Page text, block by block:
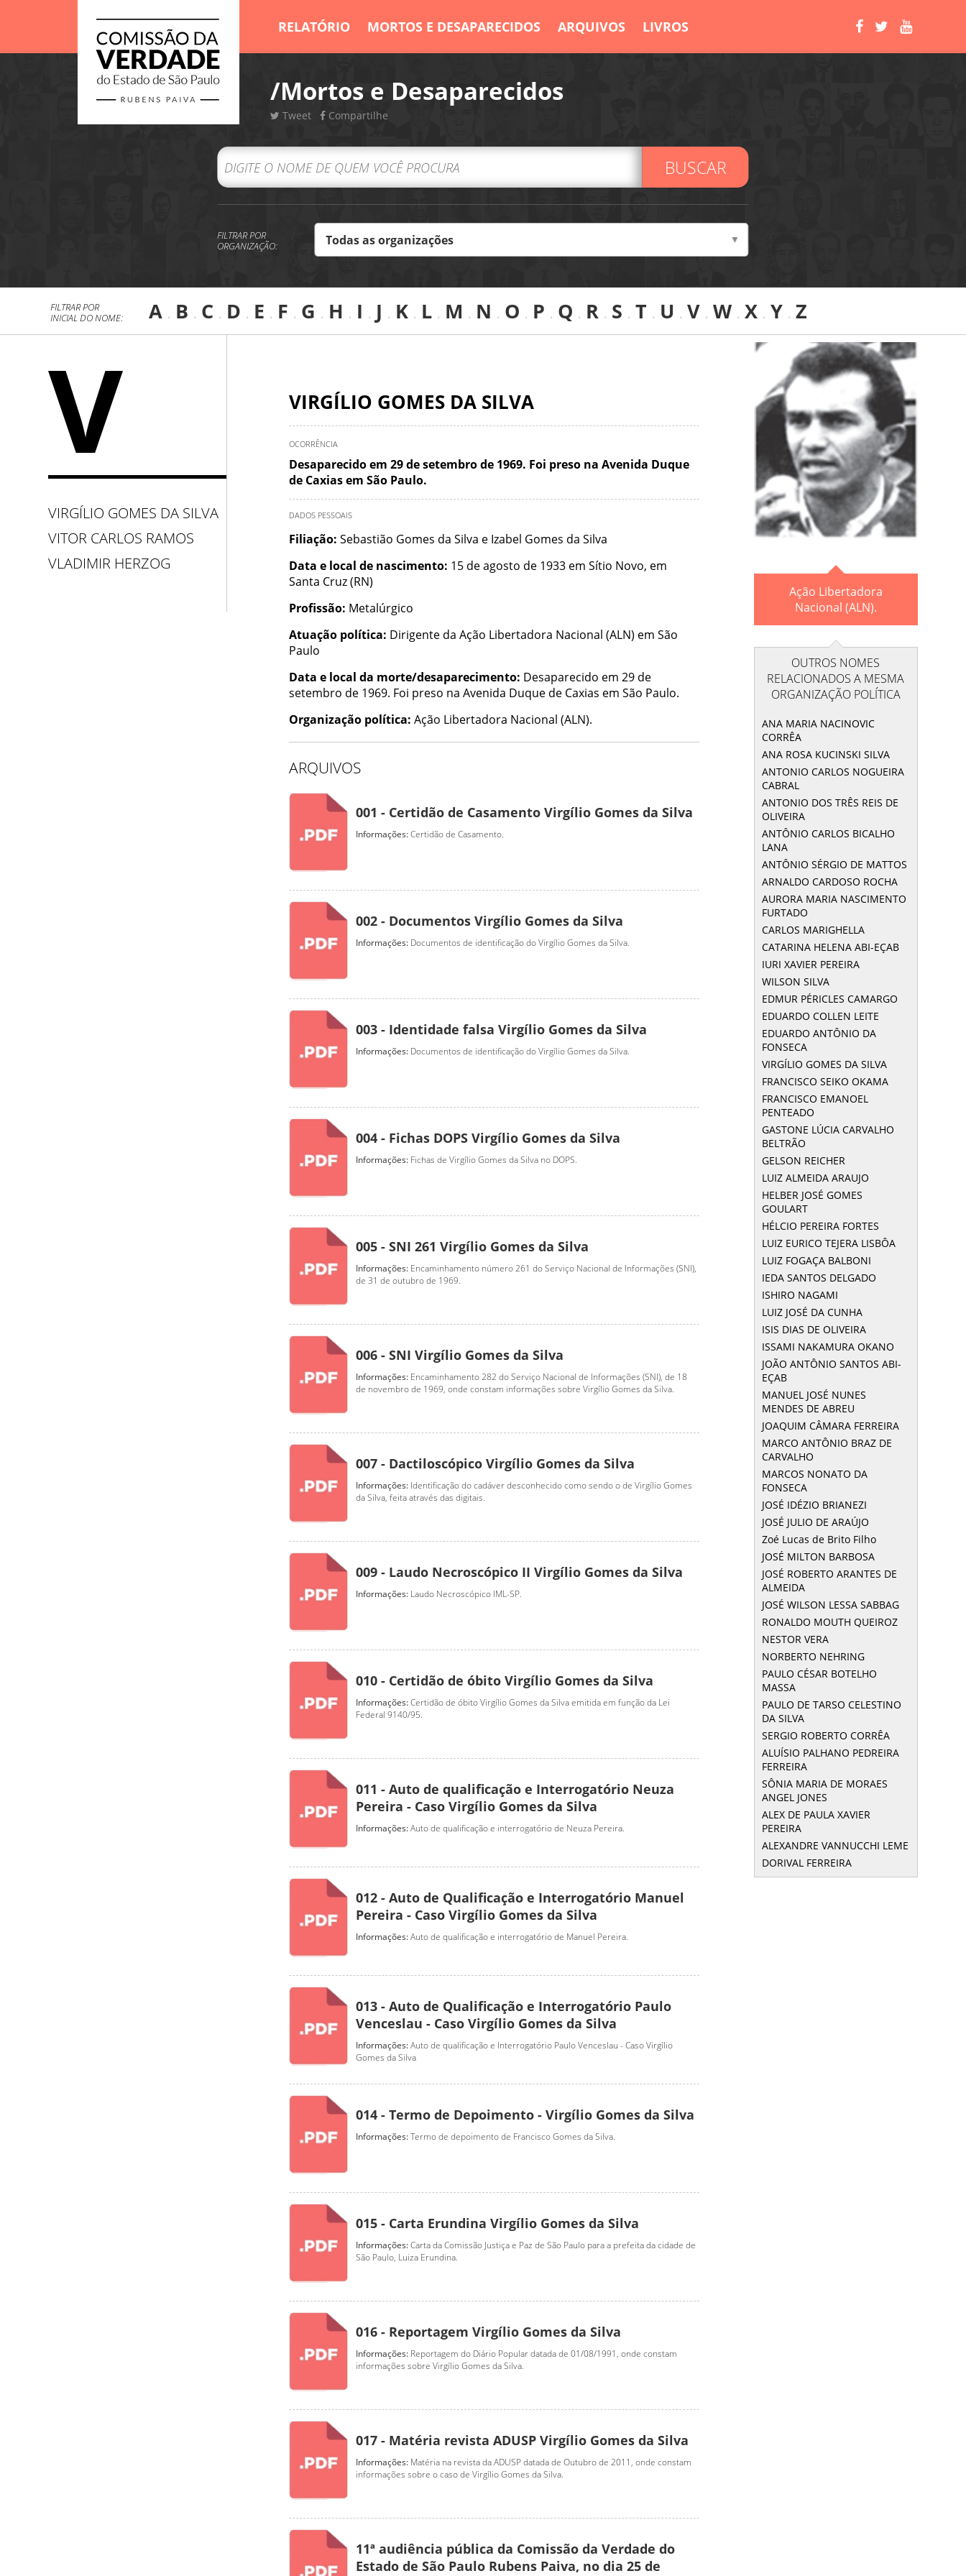
RELATÓRIO MORTOS E DESAPARECIDOS ARQUIVOS LIVROS
/Mortos e Desaparecidos
Tweet Compartilhe
BUSCAR
FILTRAR POR
ORGANIZAÇÃO:
FILTRAR POR
INICIAL DO NOME:
A . B . C . D . E . F . G . H . I . J . K . L . M . N . O . P . Q . R . S . T . U . V . W . X . Y . Z
V
VIRGÍLIO GOMES DA SILVA
VITOR CARLOS RAMOS
VLADIMIR HERZOG
VIRGÍLIO GOMES DA SILVA
OCORRÊNCIA
Desaparecido em 29 de setembro de 1969. Foi preso na Avenida Duque
de Caxias em São Paulo.
DADOS PESSOAIS
Filiação: Sebastião Gomes da Silva e Izabel Gomes da Silva
Data e local de nascimento: 15 de agosto de 1933 em Sítio Novo, em
Santa Cruz (RN)
Profissão: Metalúrgico
Atuação política: Dirigente da Ação Libertadora Nacional (ALN) em São
Paulo
Data e local da morte/desaparecimento: Desaparecido em 29 de
setembro de 1969. Foi preso na Avenida Duque de Caxias em São Paulo.
Organização política: Ação Libertadora Nacional (ALN).
ARQUIVOS
001 - Certidão de Casamento Virgílio Gomes da Silva
Informações:Certidão de Casamento.
002 - Documentos Virgílio Gomes da Silva
Informações: Documentos de identificação do Virgílio Gomes da Silva.
003 - Identidade falsa Virgílio Gomes da Silva
Informações: Documentos de identificação do Virgílio Gomes da Silva.
004 - Fichas DOPS Virgílio Gomes da Silva
Informações: Fichas de Virgílio Gomes da Silva no DOPS.
005 - SNI 261 Virgílio Gomes da Silva
Informações: Encaminhamento número 261 do Serviço Nacional de Informações (SNI),
de 31 de outubro de 1969.
006 - SNI Virgílio Gomes da Silva
Informações: Encaminhamento 282 do Serviço Nacional de Informações (SNI), de 18
de novembro de 1969, onde constam informações sobre Virgílio Gomes da Silva.
007 - Dactiloscópico Virgílio Gomes da Silva
Informações: Identiﬁcação do cadáver desconhecido como sendo o de Virgílio Gomes
da Silva, feita através das digitais.
009 - Laudo Necroscópico II Virgílio Gomes da Silva
Informações: Laudo Necroscópico IML-SP.
010 - Certidão de óbito Virgílio Gomes da Silva
Informações:Certidão de óbito Virgílio Gomes da Silva emitida em função da Lei
Federal 9140/95.
011 - Auto de qualificação e Interrogatório Neuza
Pereira - Caso Virgílio Gomes da Silva
Informações:Auto de qualificação e interrogatório de Neuza Pereira.
012 - Auto de Qualificação e Interrogatório Manuel
Pereira - Caso Virgílio Gomes da Silva
Informações:Auto de qualificação e interrogatório de Manuel Pereira.
013 - Auto de Qualificação e Interrogatório Paulo
Venceslau - Caso Virgílio Gomes da Silva
Informações:Auto de qualificação e Interrogatório Paulo Venceslau - Caso Virgílio
Gomes da Silva
014 - Termo de Depoimento - Virgílio Gomes da Silva
Informações:Termo de depoimento de Francisco Gomes da Silva.
015 - Carta Erundina Virgílio Gomes da Silva
Informações:Carta da Comissão Justiça e Paz de São Paulo para a prefeita da cidade de
São Paulo, Luiza Erundina.
016 - Reportagem Virgílio Gomes da Silva
Informações: Reportagem do Diário Popular datada de 01/08/1991, onde constam
informações sobre Virgílio Gomes da Silva.
017 - Matéria revista ADUSP Virgílio Gomes da Silva
Informações: Matéria na revista da ADUSP datada de Outubro de 2011, onde constam
informações sobre o caso de Virgílio Gomes da Silva.
11ª audiência pública da Comissão da Verdade do
Estado de São Paulo Rubens Paiva, no dia 25 de
Ação Libertadora
Nacional (ALN).
OUTROS NOMES
RELACIONADOS A MESMA
ORGANIZAÇÃO POLÍTICA
ANA MARIA NACINOVIC
CORRÊA
ANA ROSA KUCINSKI SILVA
ANTONIO CARLOS NOGUEIRA
CABRAL
ANTONIO DOS TRÊS REIS DE
OLIVEIRA
ANTÔNIO CARLOS BICALHO
LANA
ANTÔNIO SÉRGIO DE MATTOS
ARNALDO CARDOSO ROCHA
AURORA MARIA NASCIMENTO
FURTADO
CARLOS MARIGHELLA
CATARINA HELENA ABI-EÇAB
IURI XAVIER PEREIRA
WILSON SILVA
EDMUR PÉRICLES CAMARGO
EDUARDO COLLEN LEITE
EDUARDO ANTÔNIO DA
FONSECA
VIRGÍLIO GOMES DA SILVA
FRANCISCO SEIKO OKAMA
FRANCISCO EMANOEL
PENTEADO
GASTONE LÚCIA CARVALHO
BELTRÃO
GELSON REICHER
LUIZ ALMEIDA ARAUJO
HELBER JOSÉ GOMES
GOULART
HÉLCIO PEREIRA FORTES
LUIZ EURICO TEJERA LISBÔA
LUIZ FOGAÇA BALBONI
IEDA SANTOS DELGADO
ISHIRO NAGAMI
LUIZ JOSÉ DA CUNHA
ISIS DIAS DE OLIVEIRA
ISSAMI NAKAMURA OKANO
JOÃO ANTÔNIO SANTOS ABI-
EÇAB
MANUEL JOSÉ NUNES
MENDES DE ABREU
JOAQUIM CÂMARA FERREIRA
MARCO ANTÔNIO BRAZ DE
CARVALHO
MARCOS NONATO DA
FONSECA
JOSÉ IDÉZIO BRIANEZI
JOSÉ JULIO DE ARAÚJO
Zoé Lucas de Brito Filho
JOSÉ MILTON BARBOSA
JOSÉ ROBERTO ARANTES DE
ALMEIDA
JOSÉ WILSON LESSA SABBAG
RONALDO MOUTH QUEIROZ
NESTOR VERA
NORBERTO NEHRING
PAULO CÉSAR BOTELHO
MASSA
PAULO DE TARSO CELESTINO
DA SILVA
SERGIO ROBERTO CORRÊA
ALUÍSIO PALHANO PEDREIRA
FERREIRA
SÔNIA MARIA DE MORAES
ANGEL JONES
ALEX DE PAULA XAVIER
PEREIRA
ALEXANDRE VANNUCCHI LEME
DORIVAL FERREIRA